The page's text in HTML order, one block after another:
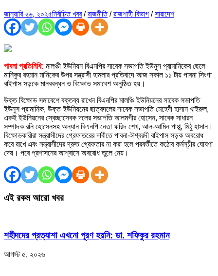
জানুয়ারি ২৬, ২০২৫নির্বাচিত খবর/রাজনীতি/রাজশাহী বিভাগ /সারাদেশ
পাবনা প্রতিনিধি: মালঞ্চী ইউনিয়ন বিএনপির সাবেক সভাপতি ইউনুস প্রামানিকের ছেলে
মানিকুর রহমান মানিকের উপর সন্ত্রাসী হামলার প্রতিবাদে আজ সকাল ১১ টায় পাবনা সিংগা
বাইপাস সড়কে মানববন্ধন ও বিক্ষোভ সমাবেশ অনুষ্ঠিত হয়।
উক্ত বিক্ষোভ সমাবেশে বক্তব্য রাখেন বিএনপির মালঞ্চি ইউনিয়নের সাবেক সভাপতি
ইউনুস প্রামানিক, উক্ত ইউনিয়নের ছাত্রদলের সাবেক সভাপতি মেহেদী হাসান খাইরুল,
একই ইউনিয়নের স্বেচ্ছাসেবক দলের সভাপতি আলমগীর হোসেন, সাবেক সাধারন
সম্পাদক রনি হোসেনসহ অন্যান বিএনপি নেতা ফরিদ শেখ, আল-আমিন পাপ্পু, মিঠু হাসান।
বিক্ষোভকারীরা সন্ত্রাসীদের গ্রেফাতরের দাবীতে পাবনা-ঈশ্বরদী বাইপাস সড়ক অবরোধ
করে রাখে এবং সন্ত্রাসীদের দ্রুত গ্রেফতার না করা হলে পরবর্তীতে কঠোর কর্মসূচীর ঘোষণা
দেয়। পরে প্রশাসনের আশ্বাসে অবরোধ তুলে নেয়।
এই রকম আরো খবর
শহীদদের প্রত্যাশা এখনো পূরণ হয়নি: ডা. শফিকুর রহমান
আগস্ট ৫, ২০২৬